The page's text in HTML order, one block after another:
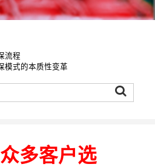
流程
模式的本质性变革
多客户选